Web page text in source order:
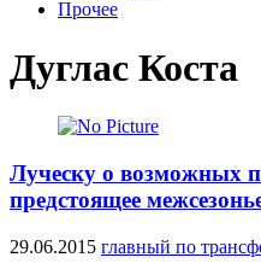
Прочее
Дуглас Коста
Луческу о возможных
предстоящее
29.06.2015 главный по